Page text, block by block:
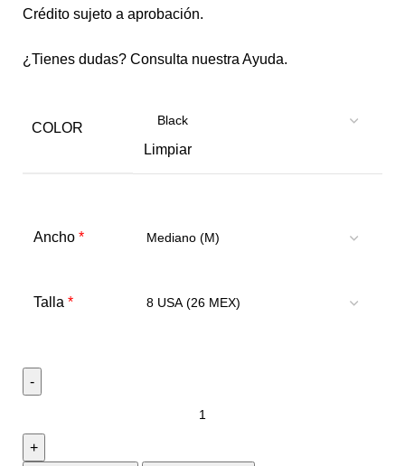
Crédito sujeto a aprobación.
¿Tienes dudas? Consulta nuestra Ayuda.
COLOR
Limpiar
Ancho *
Talla *